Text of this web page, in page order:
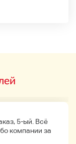
5-ый. Всё
компании за